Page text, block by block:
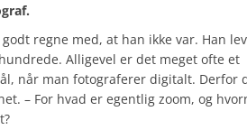
regne med, at han ikke var. Han
Alligevel er det meget ofte et
når man fotograferer digitalt. Derfor
– For hvad er egentlig zoom, og